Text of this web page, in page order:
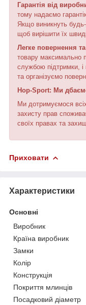
Гарантія від
тому надаємо
Якщо виникнуть
щоб вирішити їх
Легке повернення
товару максимально
службою підтримки,
та організуємо
Hop-Sport: Ми
Ми дотримуємося
захисту прав
своїх правах та
Приховати
Характеристики
Основні
Виробник
Країна виробник
Замки
Колір
Конструкція
Покриття млинців
Посадковий діаметр